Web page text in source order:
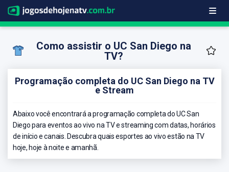
Como assistir o UC San Diego na
TV?
Programação completa do UC San Diego na TV
e Stream
Abaixo você encontrará a programação completa do UC San
Diego para eventos ao vivo na TV e streaming com datas, horários
de início e canais. Descubra quais esportes ao vivo estão na TV
hoje, hoje à noite e amanhã.